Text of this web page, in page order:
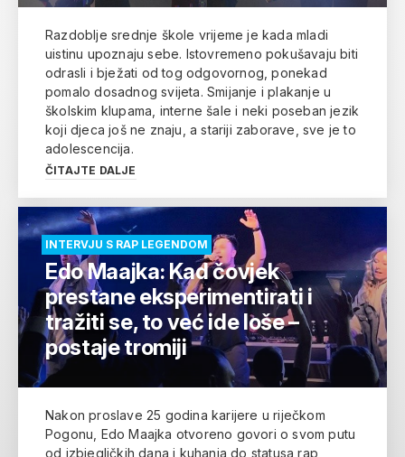
Razdoblje srednje škole vrijeme je kada mladi
uistinu upoznaju sebe. Istovremeno pokušavaju biti
odrasli i bježati od tog odgovornog, ponekad
pomalo dosadnog svijeta. Smijanje i plakanje u
školskim klupama, interne šale i neki poseban jezik
koji djeca još ne znaju, a stariji zaborave, sve je to
adolescencija.
ČITAJTE DALJE
INTERVJU S RAP LEGENDOM
Edo Maajka: Kad čovjek
prestane eksperimentirati i
tražiti se, to već ide loše –
postaje tromiji
Nakon proslave 25 godina karijere u riječkom
Pogonu, Edo Maajka otvoreno govori o svom putu
od izbjegličkih dana i kuhanja do statusa rap